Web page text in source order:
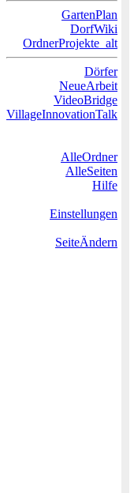
GartenPlan
DorfWiki
OrdnerProjekte_alt
Dörfer
NeueArbeit
VideoBridge
VillageInnovationTalk
AlleOrdner
AlleSeiten
Hilfe
Einstellungen
SeiteÄndern